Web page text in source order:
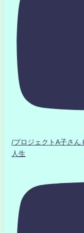
/プロジェクトA子さ
人生